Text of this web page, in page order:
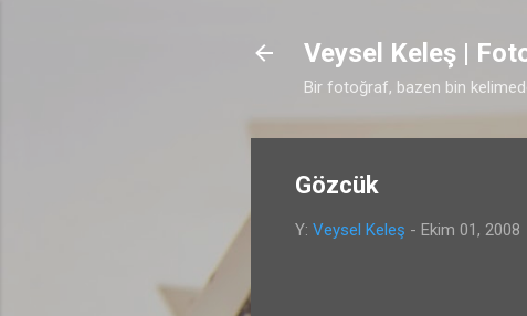
Veysel Keleş |
Bir fotoğraf, bazen bin
Gözcük
Y: Veysel Keleş - Ekim 01, 2008